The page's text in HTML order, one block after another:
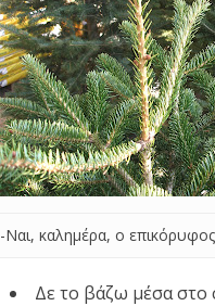
-Ναι, καλημέρα, ο επικόρυφος
Δε το βάζω μέσα στο